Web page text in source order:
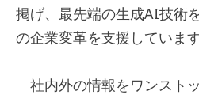
掲げ、最先端の生成AI技術
の企業変革を支援しています
社内外の情報をワンスト